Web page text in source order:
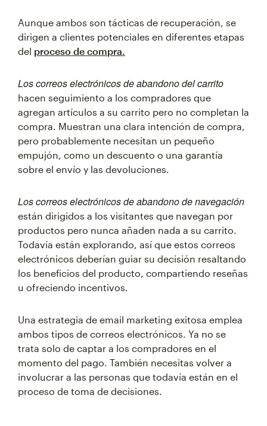
Aunque ambos son tácticas de recuperación, se
dirigen a clientes potenciales en diferentes etapas
del proceso de compra.
Los correos electrónicos de abandono del carrito
hacen seguimiento a los compradores que
agregan artículos a su carrito pero no completan la
compra. Muestran una clara intención de compra,
pero probablemente necesitan un pequeño
empujón, como un descuento o una garantía
sobre el envío y las devoluciones.
Los correos electrónicos de abandono de navegación
están dirigidos a los visitantes que navegan por
productos pero nunca añaden nada a su carrito.
Todavía están explorando, así que estos correos
electrónicos deberían guiar su decisión resaltando
los beneficios del producto, compartiendo reseñas
u ofreciendo incentivos.
Una estrategia de email marketing exitosa emplea
ambos tipos de correos electrónicos. Ya no se
trata solo de captar a los compradores en el
momento del pago. También necesitas volver a
involucrar a las personas que todavía están en el
proceso de toma de decisiones.